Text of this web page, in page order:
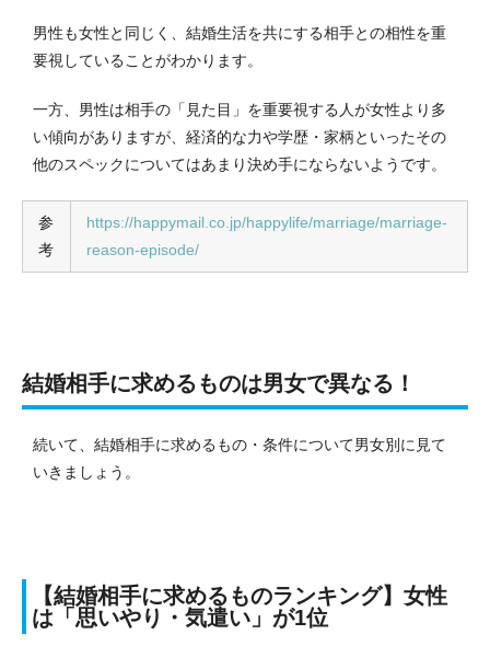
男性も女性と同じく、結婚生活を共にする相手との相性を重
要視していることがわかります。
一方、男性は相手の「見た目」を重要視する人が女性より多
い傾向がありますが、経済的な力や学歴・家柄といったその
他のスペックについてはあまり決め手にならないようです。
参
考
https://happymail.co.jp/happylife/marriage/marriage-
reason-episode/
結婚相手に求めるものは男女で異なる！
続いて、結婚相手に求めるもの・条件について男女別に見て
いきましょう。
【結婚相手に求めるものランキング】女性
は「思いやり・気遣い」が1位